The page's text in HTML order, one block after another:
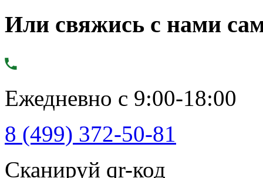
Или свяжись с нами
Ежедневно с 9:00-18:00
8 (499) 372-50-81
Сканируй qr-код